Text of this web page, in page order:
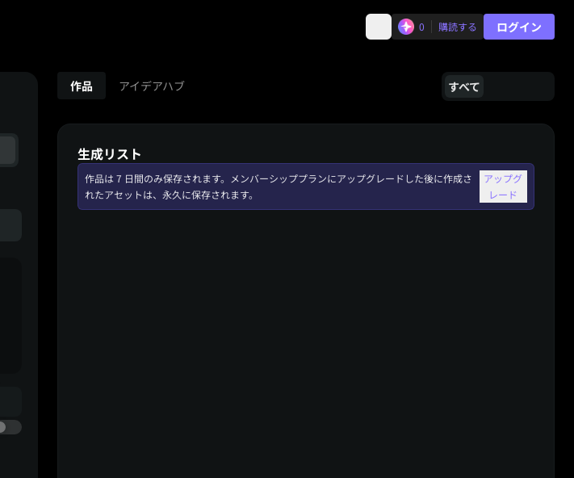
0 購読する ログイン
作品 アイデアハブ すべて
生成リスト
作品は 7 日間のみ保存されます。メンバーシッププランにアップグレードした後に作成さ
れたアセットは、永久に保存されます。
アップグ
レード